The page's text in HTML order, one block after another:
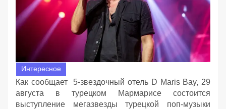
Интересное
Как сообщает 5-звездочный отель D Maris Bay, 29
августа в турецком Мармарисе состоится
выступление мегазвезды турецкой поп-музыки